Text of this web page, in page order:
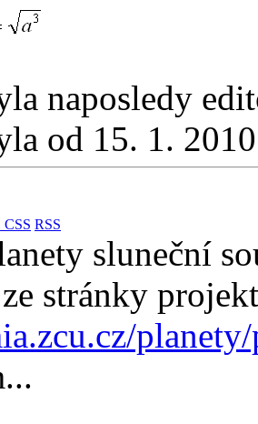
naposledy
od 15. 1.
CSS RSS
sluneční
stránky